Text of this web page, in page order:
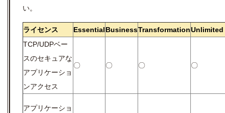
い。
ライセンス EssentialBusinessTransformationUnlimited
TCP/UDPベー
スのセキュアな
アプリケーショ
ンアクセス
〇 〇 〇 〇
アプリケーショ